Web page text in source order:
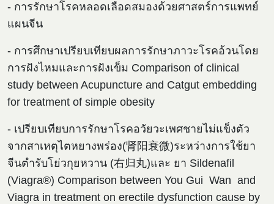
- การรักษาโรคหลอดเลือดสมองด้วยศาสตร์การแพทย์
แผนจีน
- การศึกษาเปรียบเทียบผลการรักษาภาวะโรคอ้วนโดย
การฝังไหมและการฝังเข็ม Comparison of clinical
study between Acupuncture and Catgut embedding
for treatment of simple obesity
- เปรียบเทียบการรักษาโรคอวัยวะเพศชายไม่แข็งตัว
จากสาเหตุไตหยางพร่อง(肾阳衰微)ระหว่างการใช้ยา
จีนตำรับโย่วกุยหวาน (右归丸)และ ยา Sildenafil
(Viagra®) Comparison between You Gui Wan and
Viagra in treatment on erectile dysfunction cause by